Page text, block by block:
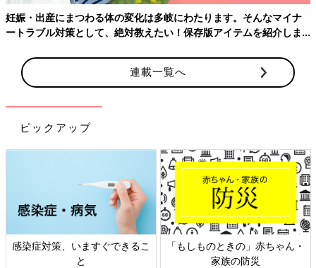
もう生まれてきても良い週数が近づき、最後の検診でした。顔立
ちもよりはっきりしてきて、どちらに似ているかと考えたりもし
ました。顔を見ると早く会いたいなと、生まれてくるのが楽しみ
になりました。さらにこの頃は真夏だったので、暑くてお腹はい
よいよパンパン。動くのも大変で苦しかったので、早めに出て来
てくれないかなとも思っていた時期でした。
その後、無事に出産。エコーで子どもの成長を見るたびに安心
し、出産は3時間のスーパー安産。途中では色々なことがありま
ります。そんなマイナ
版アイテムを紹介しま
連載一覧へ
ピックアップ
しものときの」赤ちゃん・
家族の防災
日本外来小児科学会リーフレッ
ト検討会
六